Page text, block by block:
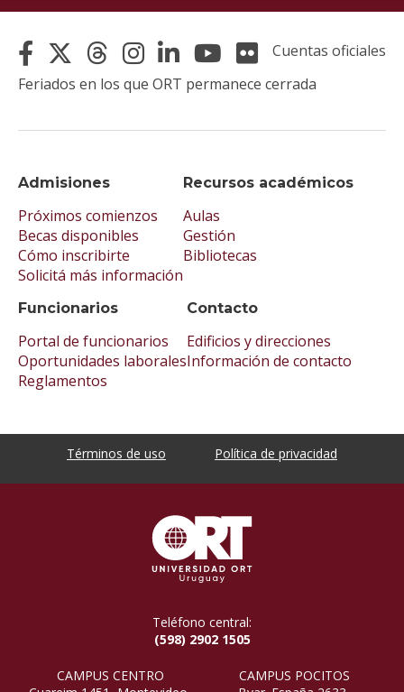
Admisiones
Próximos comienzos
Becas disponibles
Cómo inscribirte
Solicitá más información
Recursos académicos
Aulas
Gestión
Bibliotecas
Funcionarios
Portal de funcionarios
Oportunidades laborales
Reglamentos
Contacto
Edificios y direcciones
Información de contacto
Cuentas oficiales
Feriados en los que ORT permanece cerrada
Términos de uso Política de privacidad
Teléfono central:
(598) 2902 1505
CAMPUS CENTRO
CAMPUS POCITOS